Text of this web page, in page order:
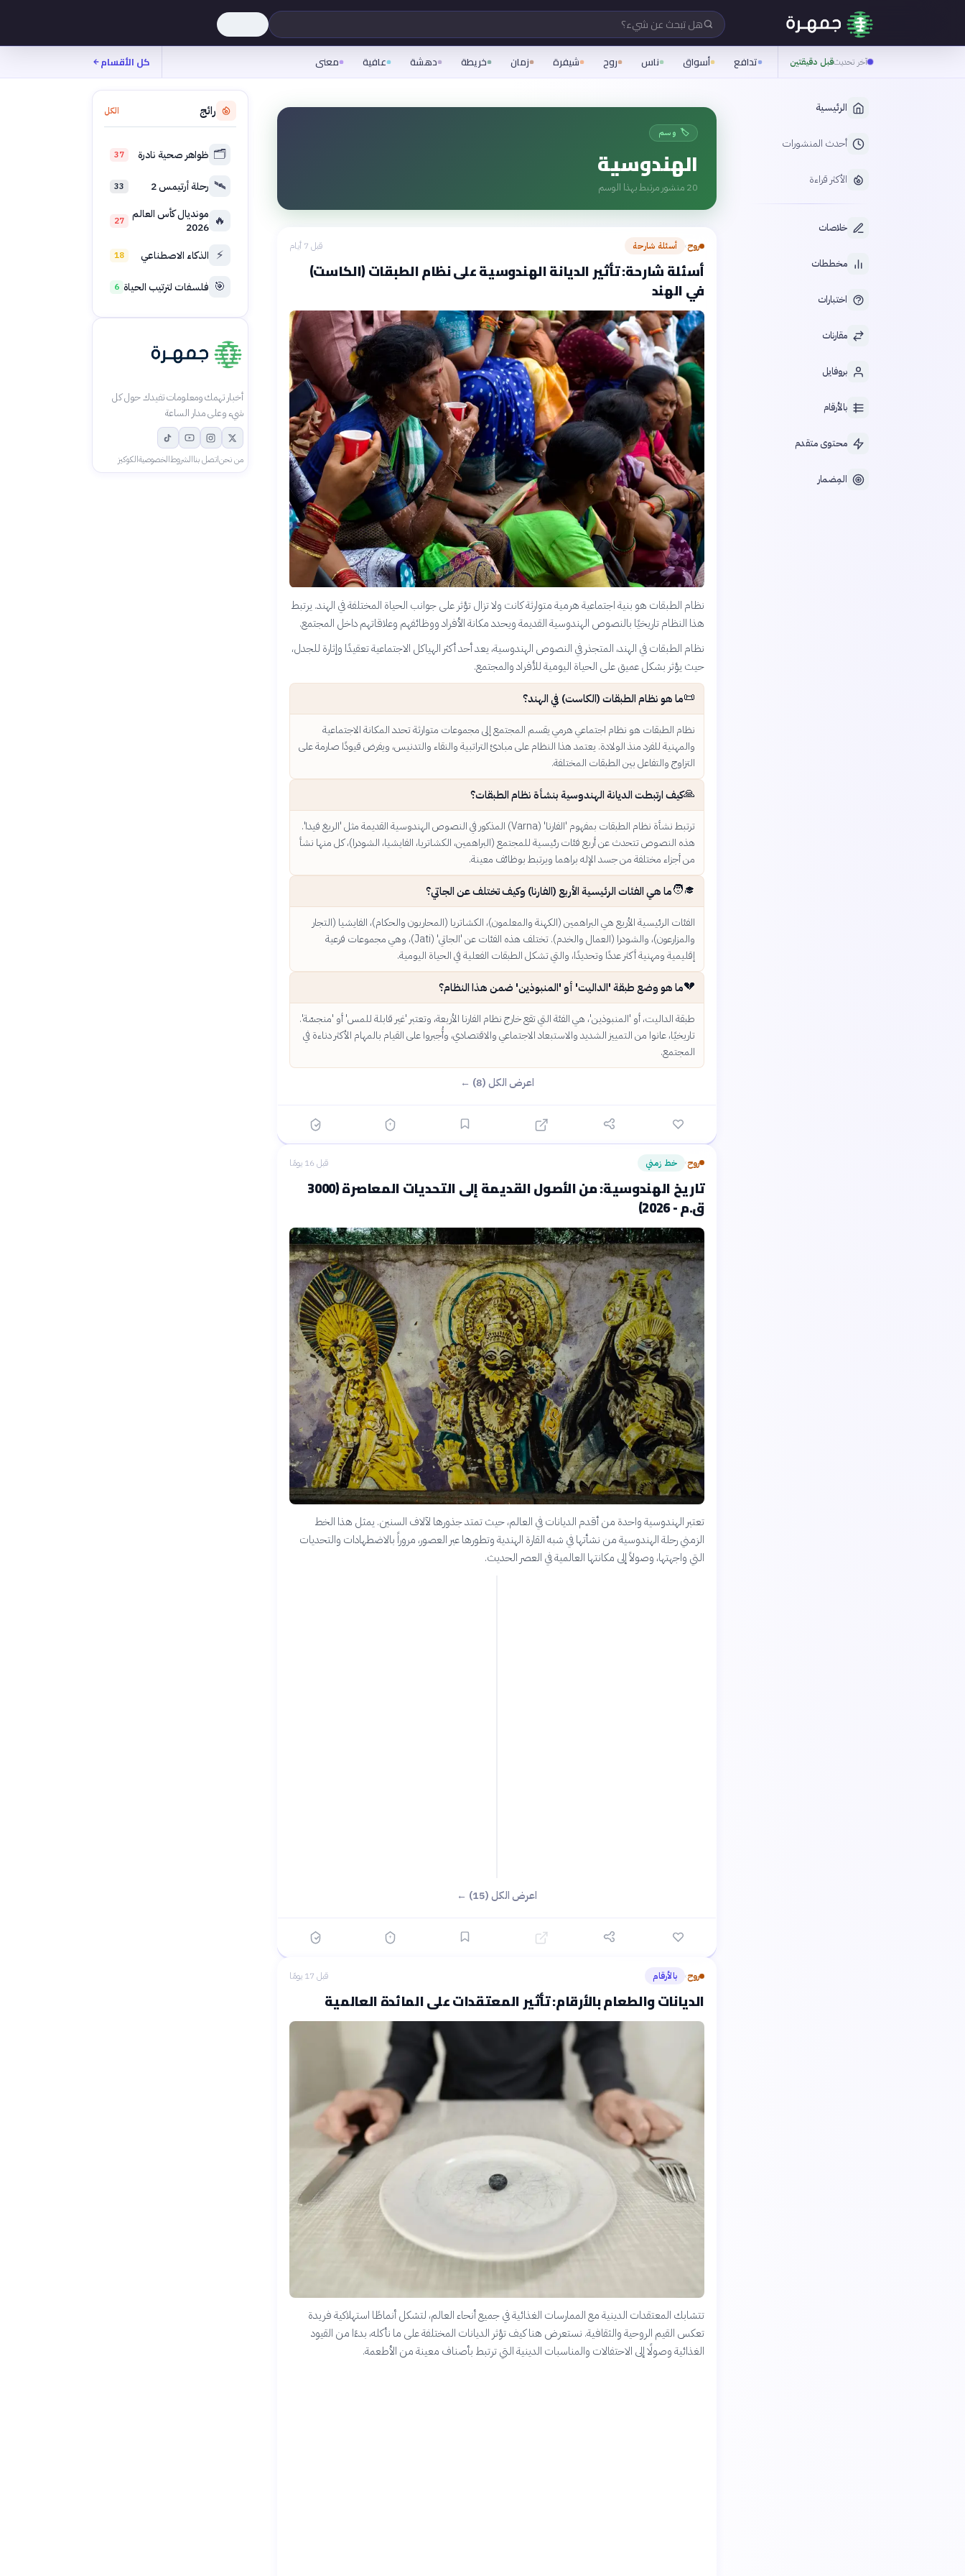
هل تبحث عن شيء؟
آخر تحديثقبل دقيقتين تدافع أسواق ناس روح شيفرة زمان خريطة دهشة عافية معنى كل الأقسام
الرئيسية
أحدث المنشورات
الأكثر قراءة
خلاصات
مخططات
اختبارات
مقارنات
بروفايل
بالأرقام
محتوى متقدم
المِضمار
🏷️ وسم
الهندوسية
20 منشور مرتبط بهذا الوسم
روح› أسئلة شارحة قبل 7 أيام
أسئلة شارحة: تأثير الديانة الهندوسية على نظام الطبقات (الكاست)
في الهند
نظام الطبقات هو بنية اجتماعية هرمية متوارثة كانت ولا تزال تؤثر على جوانب الحياة المختلفة في الهند. يرتبط
هذا النظام تاريخيًا بالنصوص الهندوسية القديمة ويحدد مكانة الأفراد ووظائفهم وعلاقاتهم داخل المجتمع.
نظام الطبقات في الهند، المتجذر في النصوص الهندوسية، يعد أحد أكثر الهياكل الاجتماعية تعقيدًا وإثارة للجدل،
حيث يؤثر بشكل عميق على الحياة اليومية للأفراد والمجتمع.
📜ما هو نظام الطبقات (الكاست) في الهند؟
نظام الطبقات هو نظام اجتماعي هرمي يقسم المجتمع إلى مجموعات متوارثة تحدد المكانة الاجتماعية
والمهنية للفرد منذ الولادة. يعتمد هذا النظام على مبادئ التراتبية والنقاء والتدنيس، ويفرض قيودًا صارمة على
التزاوج والتفاعل بين الطبقات المختلفة.
🙏كيف ارتبطت الديانة الهندوسية بنشأة نظام الطبقات؟
ترتبط نشأة نظام الطبقات بمفهوم 'الفارنا' (Varna) المذكور في النصوص الهندوسية القديمة مثل 'الريغ فيدا'.
هذه النصوص تتحدث عن أربع فئات رئيسية للمجتمع (البراهمين، الكشاتريا، الفايشيا، الشودرا)، كل منها نشأ
من أجزاء مختلفة من جسد الإله براهما ويرتبط بوظائف معينة.
🧑‍🎓ما هي الفئات الرئيسية الأربع (الفارنا) وكيف تختلف عن الجاتي؟
الفئات الرئيسية الأربع هي البراهمين (الكهنة والمعلمون)، الكشاتريا (المحاربون والحكام)، الفايشيا (التجار
والمزارعون)، والشودرا (العمال والخدم). تختلف هذه الفئات عن 'الجاتي' (Jati)، وهي مجموعات فرعية
إقليمية ومهنية أكثر عددًا وتحديدًا، والتي تشكل الطبقات الفعلية في الحياة اليومية.
💔ما هو وضع طبقة 'الداليت' أو 'المنبوذين' ضمن هذا النظام؟
طبقة الداليت، أو 'المنبوذين'، هي الفئة التي تقع خارج نظام الفارنا الأربعة، وتعتبر 'غير قابلة للمس' أو 'منجسّة'.
تاريخيًا، عانوا من التمييز الشديد والاستبعاد الاجتماعي والاقتصادي، وأُجبروا على القيام بالمهام الأكثر دناءة في
المجتمع.
اعرض الكل (8) ←
روح› خط زمني قبل 16 يومًا
تاريخ الهندوسية: من الأصول القديمة إلى التحديات المعاصرة (3000
ق.م - 2026)
تعتبر الهندوسية واحدة من أقدم الديانات في العالم، حيث تمتد جذورها لآلاف السنين. يمثل هذا الخط
الزمني رحلة الهندوسية من نشأتها في شبه القارة الهندية وتطورها عبر العصور، مروراً بالاضطهادات والتحديات
التي واجهتها، وصولاً إلى مكانتها العالمية في العصر الحديث.
اعرض الكل (15) ←
روح› بالأرقام قبل 17 يومًا
الديانات والطعام بالأرقام: تأثير المعتقدات على المائدة العالمية
تتشابك المعتقدات الدينية مع الممارسات الغذائية في جميع أنحاء العالم، لتشكل أنماطًا استهلاكية فريدة
تعكس القيم الروحية والثقافية. نستعرض هنا كيف تؤثر الديانات المختلفة على ما نأكله، بدءًا من القيود
الغذائية وصولًا إلى الاحتفالات والمناسبات الدينية التي ترتبط بأصناف معينة من الأطعمة.
رائج الكل
🗂️ ظواهر صحية نادرة 37
🛰️ رحلة أرتيمس 2 33
🔥 مونديال كأس العالم
2026
27
⚡ الذكاء الاصطناعي 18
🎯 فلسفات لترتيب الحياة 6
أخبار تهمك ومعلومات تفيدك حول كل
شيء وعلى مدار الساعة
من نحناتصل بناالشروطالخصوصيةالكوكيز